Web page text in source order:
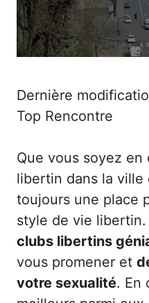
Dernière
Top Rencontre
Que vous soyez
libertin dans la ville
toujours une place
style de vie
clubs libertins
vous promener et
votre sexualité. En